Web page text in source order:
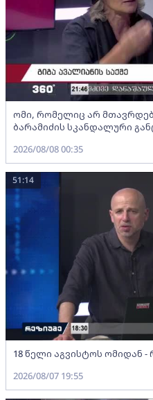
ომი, რომელიც არ
ბარამიძის სკანდალური
2026/08/08 00:35
18 წელი აგვისტოს ომიდან -
51:14
2026/08/07 19:55